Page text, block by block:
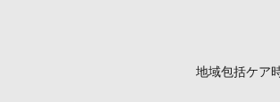
地域包括ケア